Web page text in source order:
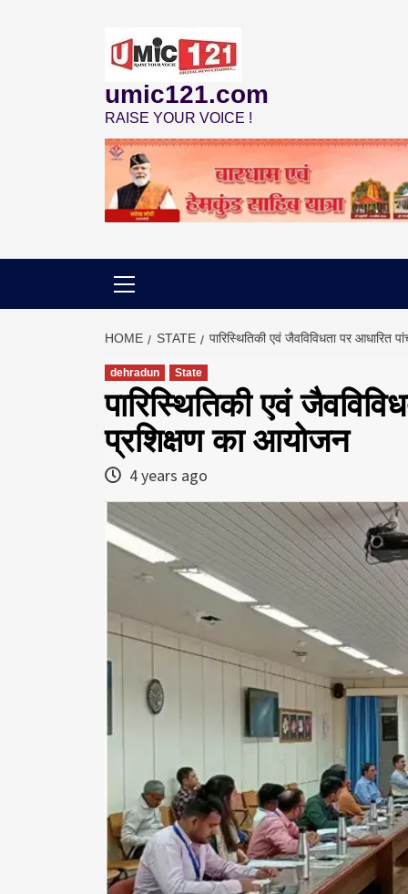
umic121.com
RAISE YOUR VOICE !
HOME STATE पारिस्थितिकी एवं जैवविविधता पर आधारित
dehradun State
पारिस्थितिकी एवं
प्रशिक्षण का आयोजन
4 years ago